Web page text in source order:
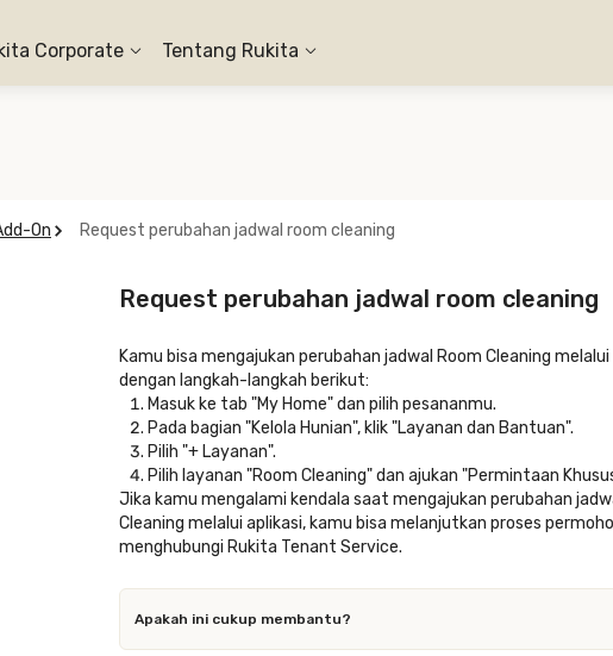
Corporate Tentang Rukita
On Request perubahan jadwal room cleaning
Request perubahan jadwal room cleaning
Kamu bisa mengajukan perubahan jadwal Room Cleaning
dengan langkah-langkah berikut:
Masuk ke tab "My Home" dan pilih pesananmu.
Pada bagian "Kelola Hunian", klik "Layanan dan Bantuan".
Pilih "+ Layanan".
Pilih layanan "Room Cleaning" dan ajukan "Permintaan
Jika kamu mengalami kendala saat mengajukan perubahan
Cleaning melalui aplikasi, kamu bisa melanjutkan proses
menghubungi Rukita Tenant Service.
Apakah ini cukup membantu?